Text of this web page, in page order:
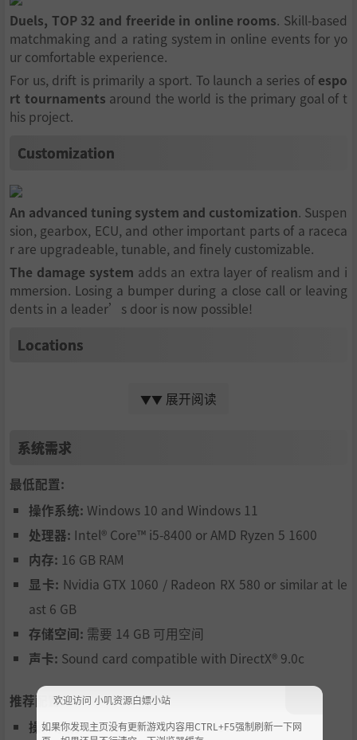
Duels, TOP 32 and freeride in online rooms. Skill-based
matchmaking and a rating system in online events for yo
ur comfortable experience.
For us, drift is primarily a sport. To launch a series of espo
rt tournaments around the world is the primary goal of t
his project.
Customization
An advanced tuning system and customization. Suspen
sion, gearbox, ECU, and other important parts of a raceca
r are upgradeable, tunable, and finely customizable.
The damage system adds an extra layer of realism and i
mmersion. Losing a bumper during a close call or leaving
dents in a leader’s door is now possible!
Locations
The game features laser-scanned licenced tracks:
eifein Germany,
cewayin Russia.
Career
You will start your drifting career in the drift school
, lear
ning the basics and mastering advanced drift control.
Career mode
l street contests to elite world championships. Compete i
n racing series, dominate championships, secure sponsors
hips, and fine-tune your cars to meet regulations. Most im
portantly, prepare yourself for the ultimate challenge - dri
fting online!
▼▼ 展开阅读
系统需求
最低配置:
操作系统: Windows 10 and Windows 11
处理器: Intel® Core™ i5-8400 or AMD Ryzen 5 1600
内存: 16 GB RAM
显卡: Nvidia GTX 1060 / Radeon RX 580 or similar at le
ast 6 GB
存储空间: 需要 14 GB 可用空间
声卡: Sound card compatible with DirectX® 9.0с
推荐配置:
操作系统:Windows 10 and Windows 11
欢迎访问 小叽资源白嫖小站
如果你发现主页没有更新游戏内容用CTRL+F5强制刷新一下网